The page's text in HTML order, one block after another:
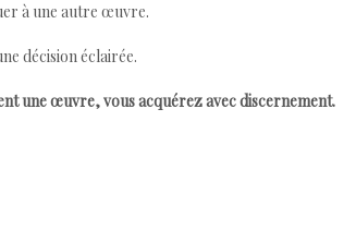
à une autre œuvre.
décision éclairée.
une œuvre, vous acquérez avec discernement.